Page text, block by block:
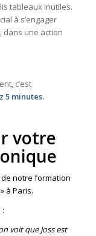
tableaux inutiles.
à s’engager
dans une action
c’est
5 minutes.
votre
notre formation
à Paris.
voit que Joss est